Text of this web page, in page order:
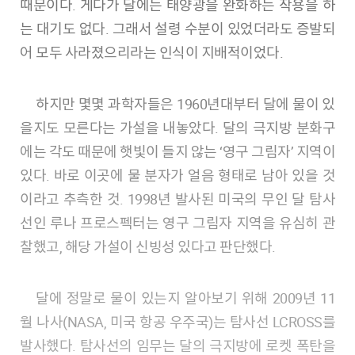
때문이다. 게다가 달에는 태양광을 완화하는 작용을 하
는 대기도 없다. 그래서 설령 수분이 있었더라도 증발되
어 모두 사라졌으리라는 인식이 지배적이었다.
하지만 몇몇 과학자들은 1960년대부터 달에 물이 있
을지도 모른다는 가설을 내놓았다. 달의 극지방 분화구
에는 각도 때문에 햇빛이 들지 않는 ‘영구 그림자’ 지역이
있다. 바로 이곳에 물 분자가 얼음 형태로 남아 있을 것
이라고 추측한 것. 1998년 발사된 미국의 무인 달 탐사
선인 루나 프로스펙터는 영구 그림자 지역을 유심히 관
찰했고, 해당 가설이 신빙성 있다고 판단했다.
달에 정말로 물이 있는지 알아보기 위해 2009년 11
월 나사(NASA, 미국 항공 우주국)는 탐사선 LCROSS를
발사했다. 탐사선의 임무는 달의 극지방에 로켓 폭탄을